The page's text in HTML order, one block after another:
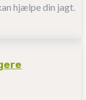
hjælpe din jagt.